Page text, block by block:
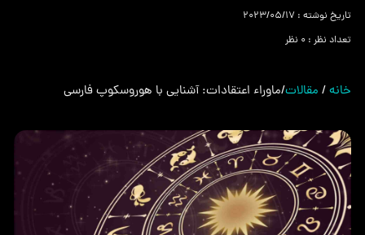
تاریخ نوشته : 2023/05/17
تعداد نظر : 0 نظر
خانه/ مقالات/ماوراء اعتقادات: آشنایی با هوروسکوپ فارسی